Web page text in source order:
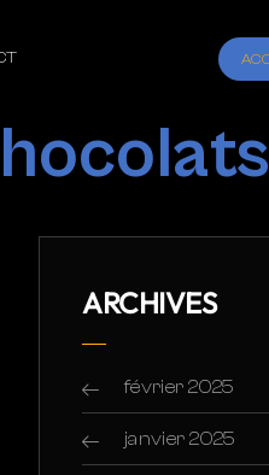
ARCHIVES
février 2025
janvier 2025